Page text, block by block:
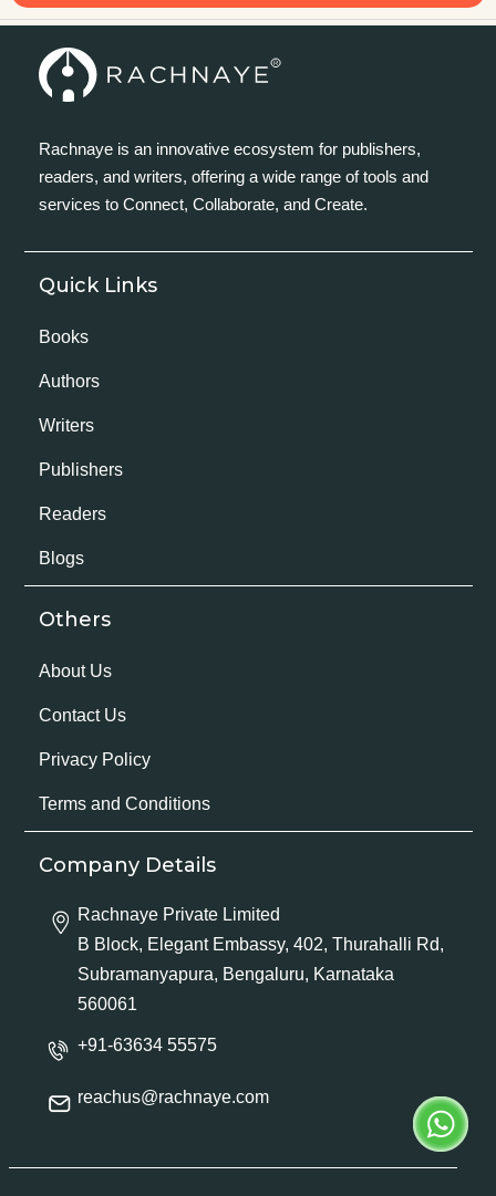
Rachnaye is an innovative ecosystem for publishers,
readers, and writers, offering a wide range of tools and
services to Connect, Collaborate, and Create.
Quick Links
Books
Authors
Writers
Publishers
Readers
Blogs
Others
About Us
Contact Us
Privacy Policy
Terms and Conditions
Company Details
Rachnaye Private Limited
B Block, Elegant Embassy, 402, Thurahalli Rd,
Subramanyapura, Bengaluru, Karnataka
560061
+91-63634 55575
reachus@rachnaye.com